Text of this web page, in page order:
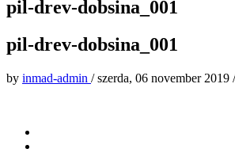
pil-drev-dobsina_001
pil-drev-dobsina_001
by inmad-admin /szerda, 06 november 2019